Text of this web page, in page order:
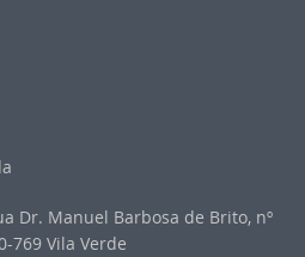
Dr. Manuel Barbosa de Brito, nº
769 Vila Verde